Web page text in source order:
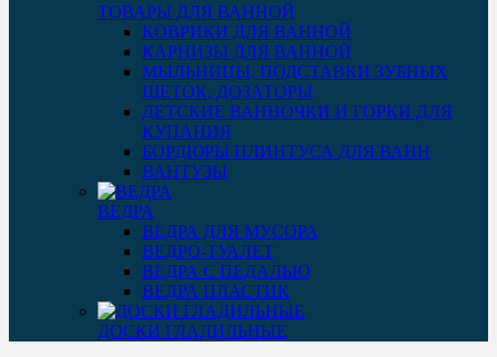
ТОВАРЫ ДЛЯ ВАННОЙ
КОВРИКИ ДЛЯ ВАННОЙ
КАРНИЗЫ ДЛЯ ВАННОЙ
МЫЛЬНИЦЫ, ПОДСТАВКИ ЗУБНЫХ
ЩЕТОК, ДОЗАТОРЫ
ДЕТСКИЕ ВАННОЧКИ И ГОРКИ ДЛЯ
КУПАНИЯ
БОРДЮРЫ ПЛИНТУСА ДЛЯ ВАНН
ВАНТУЗЫ
ВЕДРА
ВЕДРА ДЛЯ МУСОРА
ВЕДРО-ТУАЛЕТ
ВЕДРА С ПЕДАЛЬЮ
ВЕДРА ПЛАСТИК
ДОСКИ ГЛАДИЛЬНЫЕ